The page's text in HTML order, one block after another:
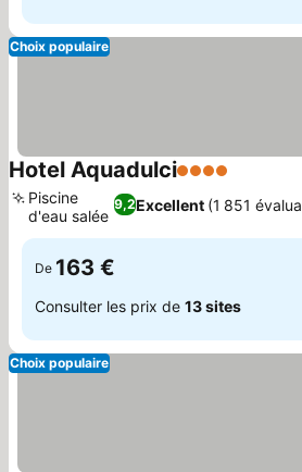
Choix populaire
Hotel Aquadulci4 Étoiles
9,2Excellent (1 851
Piscine
d'eau salée
De 163 €
Consulter les prix de 13 sites
Choix populaire